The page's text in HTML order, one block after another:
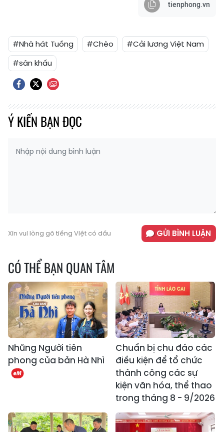
tienphong.vn
#Nhà hát Tuồng #Chèo
#Cải lương Việt Nam
#sân khấu
Ý KIẾN BẠN ĐỌC
Xin vui lòng gõ tiếng Việt có dấu GỬI BÌNH LUẬN
CÓ THỂ BẠN QUAN TÂM
Những Người tiên
phong của bản Hà Nhì
Chuẩn bị chu đáo các
điều kiện để tổ chức
thành công các sự
kiện văn hóa, thể thao
trong tháng 8 - 9/2026